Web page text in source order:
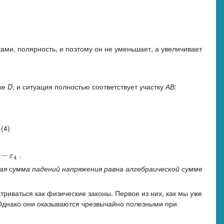
полярность, и поэтому он не уменьшает, а увеличивает
D, и ситуация полностью соответствует участку АВ:
− ε4 .
сумма падений напряжения равна алгебраической сумме
как физические законы. Первое из них, как мы уже
они оказываются чрезвычайно полезными при